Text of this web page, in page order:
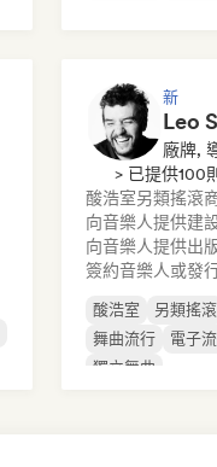
新
Leo
廠牌,
> 已提供100
酸浩室另類搖滾
向音樂人提供建
向音樂人提供出
簽約音樂人或發
酸浩室 另類搖滾
舞曲流行
電子
獨立舞曲